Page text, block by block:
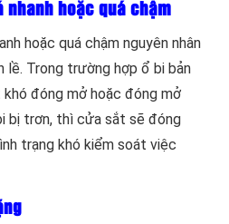
nhanh hoặc quá chậm
hoặc quá chậm nguyên nhân
lề. Trong trường hợp ổ bi bản
đóng mở hoặc đóng mở
bị trơn, thì cửa sắt sẽ đóng
trạng khó kiểm soát việc